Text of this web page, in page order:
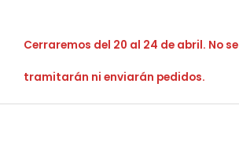
Cerraremos del 20 al 24 de abril. No se
tramitarán ni enviarán pedidos.